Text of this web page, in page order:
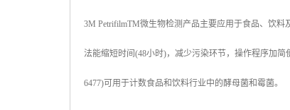
3M PetrifilmTM微生物检测产品主要应用于食品、饮料
法能缩短时间 (48小时)，减少污染环节，操作程序加简
6477)可用于计数食品和饮料行业中的酵母菌和霉菌。